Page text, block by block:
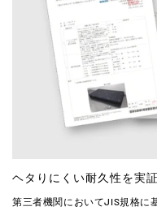
ヘタりにくい耐久性を実
第三者機関においてJIS規格に